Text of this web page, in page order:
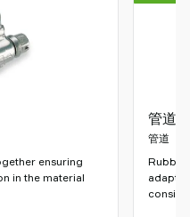
ensuring
in the material
管道
管道
Rubber